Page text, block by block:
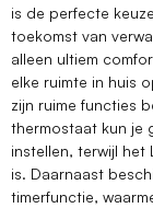
is de perfecte
toekomst van
alleen ultiem
elke ruimte in huis
zijn ruime functies
thermostaat kun je
instellen, terwijl het
is. Daarnaast
timerfunctie,